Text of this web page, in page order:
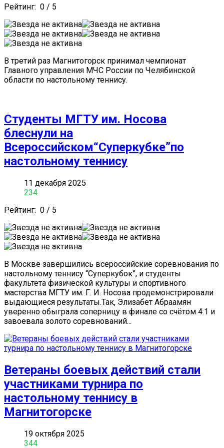
Рейтинг: 0 / 5
В третий раз Магнитогорск принимал чемпионат
Главного управления МЧС России по Челябинской
области по настольному теннису.
Студенты МГТУ им. Носова
блеснули на
Всероссийском“Суперкубке”по
настольному теннису
11 декабря 2025
234
Рейтинг: 0 / 5
В Москве завершились всероссийские соревнования по
настольному теннису “Суперкубок”, и студенты
факультета физической культуры и спортивного
мастерства МГТУ им. Г. И. Носова продемонстрировали
выдающиеся результаты.Так, Элизабет Абраамян
уверенно обыграла соперницу в финале со счётом 4:1 и
завоевала золото соревнований...
Ветераны боевых действий стали
участниками турнира по
настольному теннису в
Магнитогорске
19 октября 2025
344